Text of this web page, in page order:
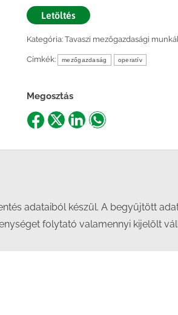
Letöltés
Kategória: Tavaszi mezőgazdasági
Címkék: mezőgazdaság operatív
Megosztás
ShareShareShareShare
adataiból készül. A begyűjtött
folytató valamennyi kijelölt